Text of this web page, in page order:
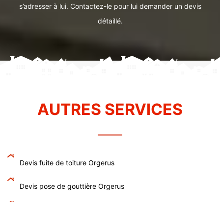
s’adresser à lui. Contactez-le pour lui demander un devis
détaillé.
AUTRES SERVICES
Devis fuite de toiture Orgerus
Devis pose de gouttière Orgerus